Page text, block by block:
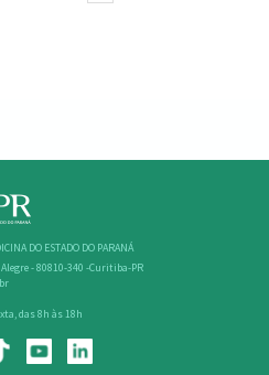
DO ESTADO DO PARANÁ
- 80810-340 -Curitiba-PR
das 8h às 18h